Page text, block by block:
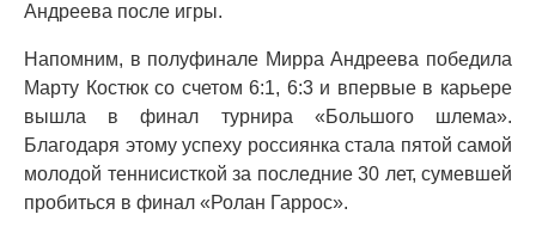
Андреева после игры.
Напомним, в полуфинале Мирра Андреева победила
Марту Костюк со счетом 6:1, 6:3 и впервые в карьере
вышла в финал турнира «Большого шлема».
Благодаря этому успеху россиянка стала пятой самой
молодой теннисисткой за последние 30 лет, сумевшей
пробиться в финал «Ролан Гаррос».